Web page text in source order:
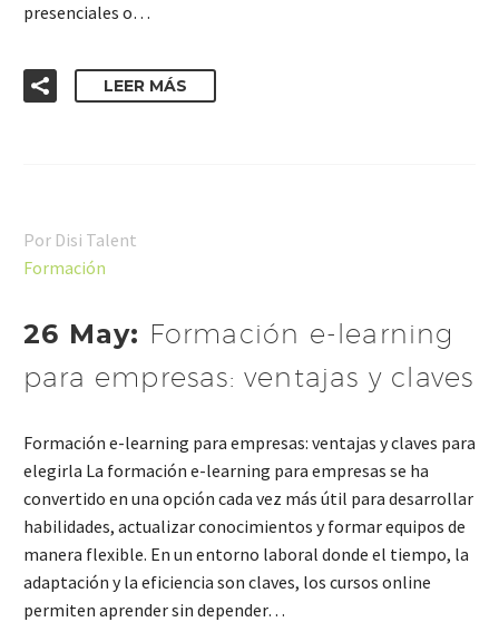
presenciales o…
LEER MÁS
Por Disi Talent
Formación
26 May: Formación e-learning
para empresas: ventajas y claves
Formación e-learning para empresas: ventajas y claves para
elegirla La formación e-learning para empresas se ha
convertido en una opción cada vez más útil para desarrollar
habilidades, actualizar conocimientos y formar equipos de
manera flexible. En un entorno laboral donde el tiempo, la
adaptación y la eficiencia son claves, los cursos online
permiten aprender sin depender…